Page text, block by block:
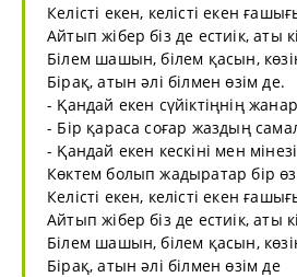
Келісті екен, келісті екен
Айтып жібер біз де естиік, аты
Білем шашын, білем қасын,
Бірақ, атын әлі білмен өзім де.
- Қандай екен сүйіктіңнің
- Бір қараса соғар жаздың
- Қандай екен кескіні мен
Көктем болып жадыратар бір
Келісті екен, келісті екен
Айтып жібер біз де естиік, аты
Білем шашын, білем қасын,
Бірақ, атын әлі білмен өзім де